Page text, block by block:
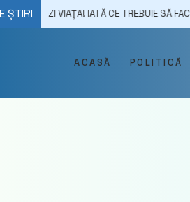
ȘTIRIIATĂ CE TREBUIE SĂ FACI 14/11/
ACASĂ POLITICĂ